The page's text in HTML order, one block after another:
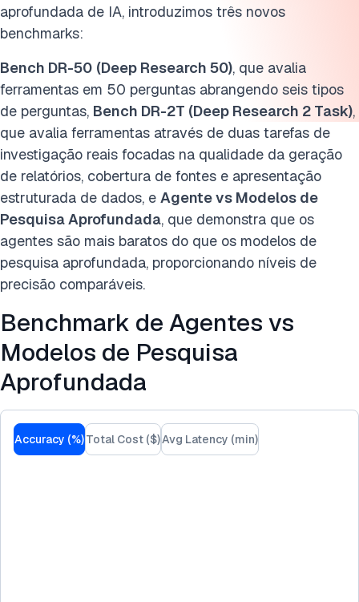
aprofundada de IA, introduzimos três novos
benchmarks:
Bench DR-50 (Deep Research 50), que avalia
ferramentas em 50 perguntas abrangendo seis tipos
de perguntas, Bench DR-2T (Deep Research 2 Task),
que avalia ferramentas através de duas tarefas de
investigação reais focadas na qualidade da geração
de relatórios, cobertura de fontes e apresentação
estruturada de dados, e Agente vs Modelos de
Pesquisa Aprofundada, que demonstra que os
agentes são mais baratos do que os modelos de
pesquisa aprofundada, proporcionando níveis de
precisão comparáveis.
Benchmark de Agentes vs
Modelos de Pesquisa
Aprofundada
Accuracy (%)Total Cost ($)Avg Latency (min)